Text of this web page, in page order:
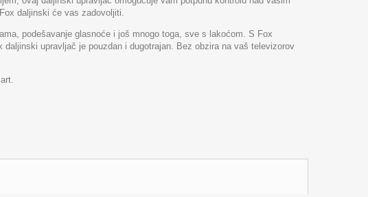
daljinski će vas zadovoljiti.
podešavanje glasnoće i još mnogo toga, sve s lakoćom. S Fox
upravljač je pouzdan i dugotrajan. Bez obzira na vaš televizorov